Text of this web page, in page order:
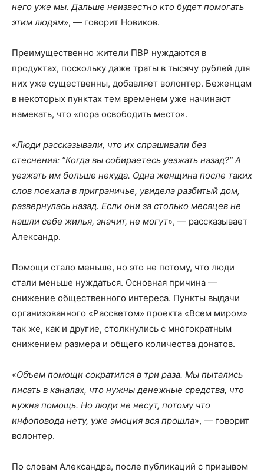
него уже мы. Дальше неизвестно кто будет помогать
этим людям», — говорит Новиков.
Преимущественно жители ПВР нуждаются в
продуктах, поскольку даже траты в тысячу рублей для
них уже существенны, добавляет волонтер. Беженцам
в некоторых пунктах тем временем уже начинают
намекать, что «пора освободить место».
«Люди рассказывали, что их спрашивали без
стеснения: “Когда вы собираетесь уезжать назад?” А
уезжать им больше некуда. Одна женщина после таких
слов поехала в приграничье, увидела разбитый дом,
развернулась назад. Если они за столько месяцев не
нашли себе жилья, значит, не могут», — рассказывает
Александр.
Помощи стало меньше, но это не потому, что люди
стали меньше нуждаться. Основная причина —
снижение общественного интереса. Пункты выдачи
организованного «Рассветом» проекта «Всем миром»
так же, как и другие, столкнулись с многократным
снижением размера и общего количества донатов.
«Объем помощи сократился в три раза. Мы пытались
писать в каналах, что нужны денежные средства, что
нужна помощь. Но люди не несут, потому что
инфоповода нету, уже эмоция вся прошла», — говорит
волонтер.
По словам Александра, после публикаций с призывом